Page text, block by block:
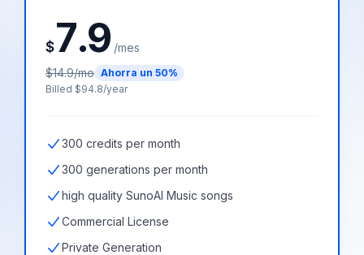
$7.9 /mes
$14.9/mo Ahorra un 50%
Billed $94.8/year
300 credits per month
300 generations per month
high quality SunoAI Music songs
Commercial License
Private Generation